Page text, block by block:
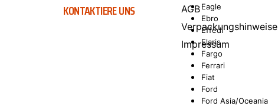
Eagle
Ebro
Effedi
Elaris
Fargo
Ferrari
Fiat
Ford
Ford Asia/Oceania
KONTAKTIERE UNS
AGB
Verpackungshinweise
Impressum